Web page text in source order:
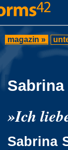
magazin »
»Ich
Sabrina